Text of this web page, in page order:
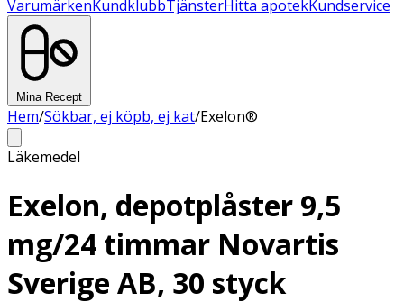
VarumärkenKundklubbTjänsterHitta apotekKundservice
Mina Recept
Hem/Sökbar, ej köpb, ej kat/Exelon®
Läkemedel
Exelon, depotplåster 9,5
mg/24 timmar Novartis
Sverige AB, 30 styck